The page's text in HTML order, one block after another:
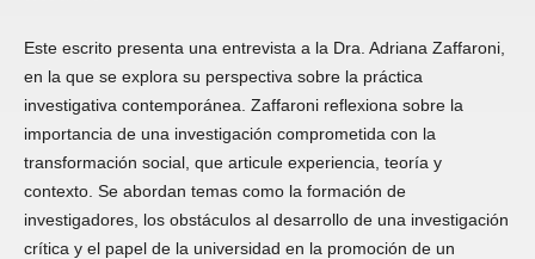
Este escrito presenta una entrevista a la Dra. Adriana Zaffaroni,
en la que se explora su perspectiva sobre la práctica
investigativa contemporánea. Zaffaroni reflexiona sobre la
importancia de una investigación comprometida con la
transformación social, que articule experiencia, teoría y
contexto. Se abordan temas como la formación de
investigadores, los obstáculos al desarrollo de una investigación
crítica y el papel de la universidad en la promoción de un